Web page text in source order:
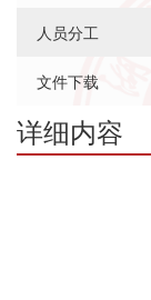
人员分工
文件下载
详细内容